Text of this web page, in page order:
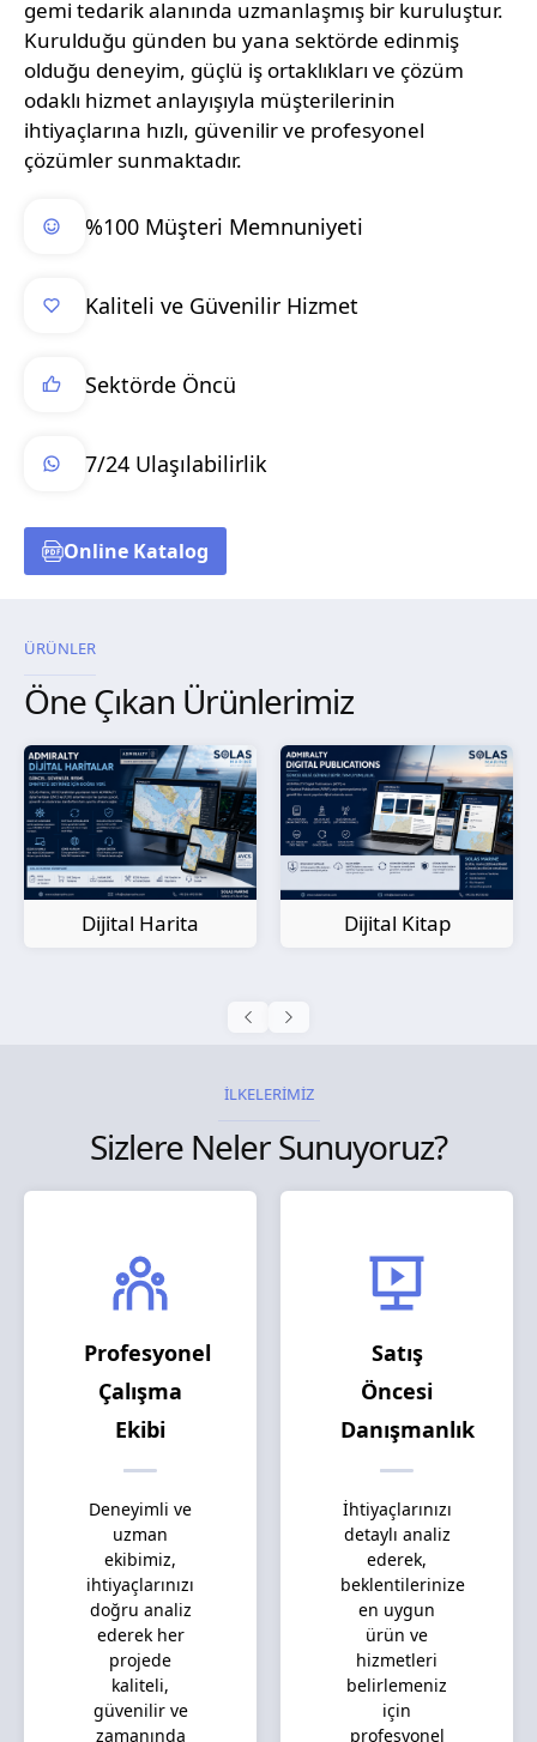
gemi tedarik alanında uzmanlaşmış bir kuruluştur.
Kurulduğu günden bu yana sektörde edinmiş
olduğu deneyim, güçlü iş ortaklıkları ve çözüm
odaklı hizmet anlayışıyla müşterilerinin
ihtiyaçlarına hızlı, güvenilir ve profesyonel
çözümler sunmaktadır.
%100 Müşteri Memnuniyeti
Kaliteli ve Güvenilir Hizmet
Sektörde Öncü
7/24 Ulaşılabilirlik
Online Katalog
ÜRÜNLER
Öne Çıkan Ürünlerimiz
Dijital Kitap
Kağıt Harita
İLKELERİMİZ
Sizlere Neler Sunuyoruz?
Profesyonel
Çalışma
Ekibi
Deneyimli ve
uzman
ekibimiz,
ihtiyaçlarınızı
doğru analiz
ederek her
projede
kaliteli,
güvenilir ve
zamanında
Satış
Öncesi
Danışmanlık
İhtiyaçlarınızı
detaylı analiz
ederek,
beklentilerinize
en uygun
ürün ve
hizmetleri
belirlemeniz
için
profesyonel